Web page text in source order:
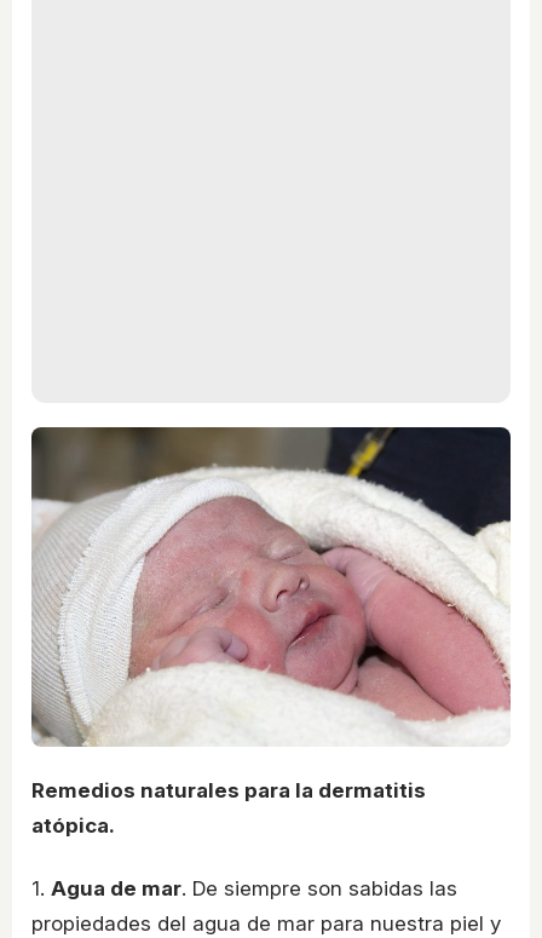
Remedios naturales para la dermatitis
atópica.
1. Agua de mar. De siempre son sabidas las
propiedades del agua de mar para nuestra piel y